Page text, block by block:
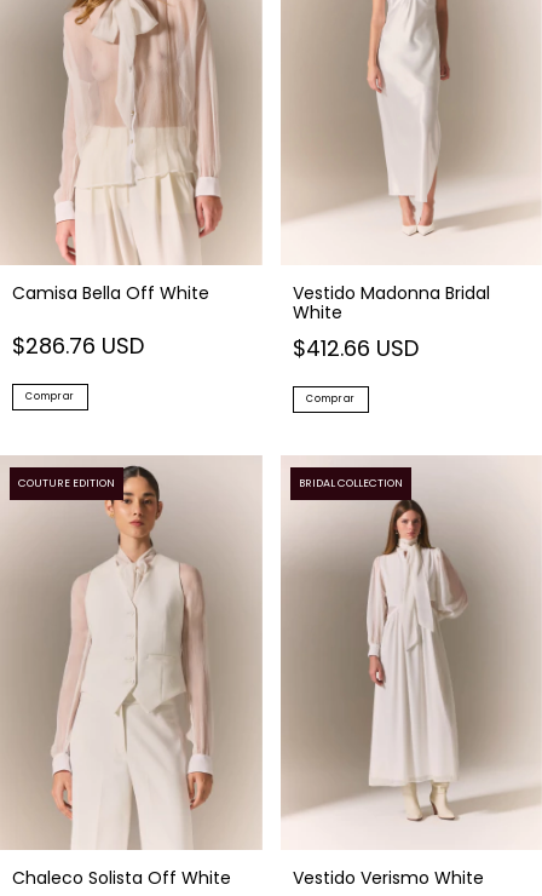
Camisa Bella Off White
$286.76 USD
Comprar
Vestido Madonna Bridal
White
$412.66 USD
Comprar
COUTURE EDITION
Chaleco Solista Off White
BRIDAL COLLECTION
Vestido Verismo White